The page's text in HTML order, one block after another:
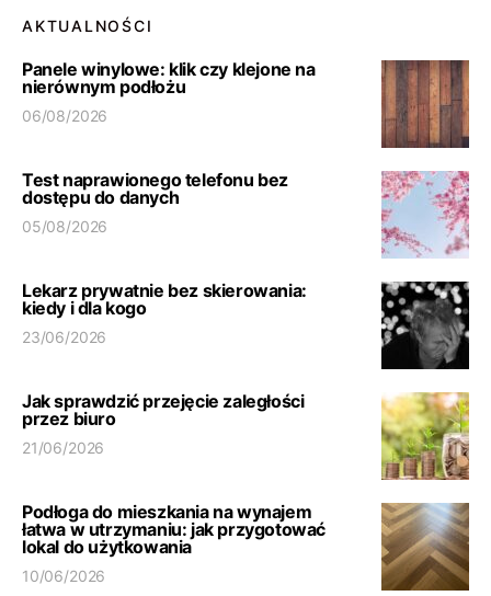
AKTUALNOŚCI
Panele winylowe: klik czy klejone na
nierównym podłożu
06/08/2026
Test naprawionego telefonu bez
dostępu do danych
05/08/2026
Lekarz prywatnie bez skierowania:
kiedy i dla kogo
23/06/2026
Jak sprawdzić przejęcie zaległości
przez biuro
21/06/2026
Podłoga do mieszkania na wynajem
łatwa w utrzymaniu: jak przygotować
lokal do użytkowania
10/06/2026